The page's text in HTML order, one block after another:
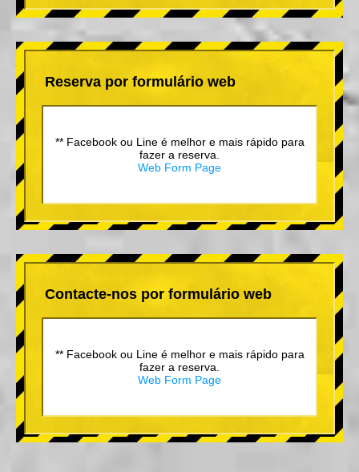
Reserva por formulário web
** Facebook ou Line é melhor e mais rápido para
fazer a reserva.
Web Form Page
Contacte-nos por formulário web
** Facebook ou Line é melhor e mais rápido para
fazer a reserva.
Web Form Page